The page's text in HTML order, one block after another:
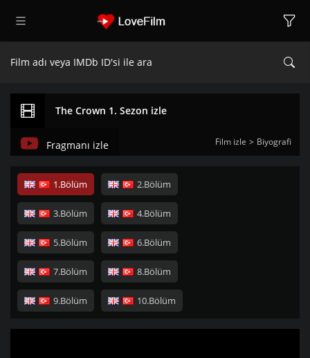
The Crown 1. Sezon izle
Film izle Biyografi
Fragmanı izle
1.Bölüm 2.Bölüm
3.Bölüm 4.Bölüm
5.Bölüm 6.Bölüm
7.Bölüm 8.Bölüm
9.Bölüm 10.Bölüm